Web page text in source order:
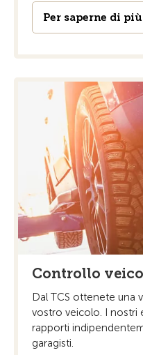
Per saperne di più
Controllo
Dal TCS ottenete una
vostro veicolo. I nostri
rapporti
garagisti.